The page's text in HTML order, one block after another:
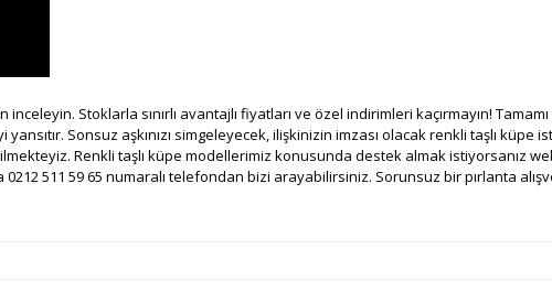
Stoklarla sınırlı avantajlı fiyatları ve özel indirimleri kaçırmayın! Tamamı
Sonsuz aşkınızı simgeleyecek, ilişkinizin imzası olacak renkli taşlı küpe
Renkli taşlı küpe modellerimiz konusunda destek almak istiyorsanız
511 59 65 numaralı telefondan bizi arayabilirsiniz. Sorunsuz bir pırlanta